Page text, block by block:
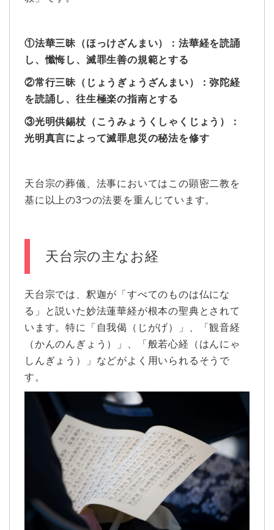
①法華三昧（ほっけざんまい）：法華経を読誦
し、懺悔し、滅罪生善の規範とする
②常行三昧（じょうぎょうざんまい）：弥陀経
を読誦し、往生極楽の指南とする
③光明供錫杖（こうみょうくしゃくじょう）：
光明真言によって滅罪息災の秘法を修す
天台宗の葬儀、法事においてはこの顕密二教を
基に以上の3つの法要を重んじています。
天台宗の主なお経
天台宗では、釈迦が「すべてのものは仏にな
る」と説いた妙法蓮華経が根本の聖典とされて
います。特に「自我偈（じがげ）」、「観音経
（かんのんぎょう）」、「般若心経（はんにゃ
しんぎょう）」などがよく用いられるそうで
す。